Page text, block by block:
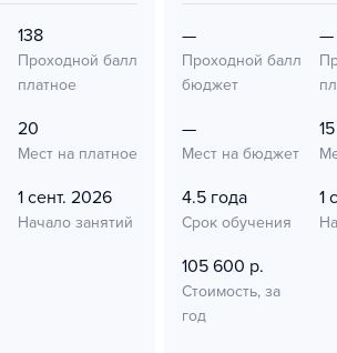
138
Проходной балл
платное
20
Мест на платное
1 сент. 2026
Начало занятий
—
Проходной балл
бюджет
—
—
Мест на бюджет
15
4.5 года
Срок обучения
1
105 600 р.
Стоимость, за
год